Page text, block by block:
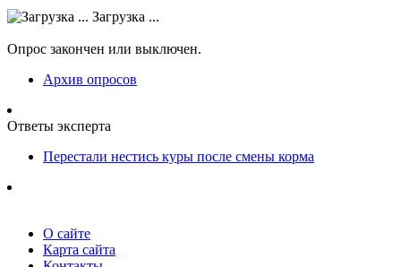
Загрузка ...
Опрос закончен или выключен.
Архив опросов
Ответы эксперта
Перестали нестись куры после смены корма
О сайте
Карта сайта